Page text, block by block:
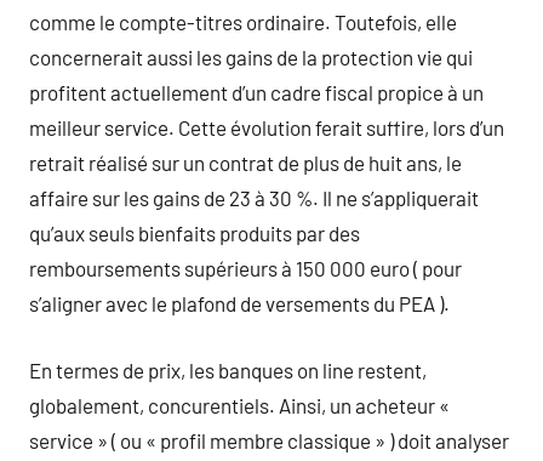
comme le compte-titres ordinaire. Toutefois, elle
concernerait aussi les gains de la protection vie qui
profitent actuellement d’un cadre fiscal propice à un
meilleur service. Cette évolution ferait suffire, lors d’un
retrait réalisé sur un contrat de plus de huit ans, le
affaire sur les gains de 23 à 30 %. Il ne s’appliquerait
qu’aux seuls bienfaits produits par des
remboursements supérieurs à 150 000 euro ( pour
s’aligner avec le plafond de versements du PEA ).
En termes de prix, les banques on line restent,
globalement, concurentiels. Ainsi, un acheteur «
service » ( ou « profil membre classique » ) doit analyser